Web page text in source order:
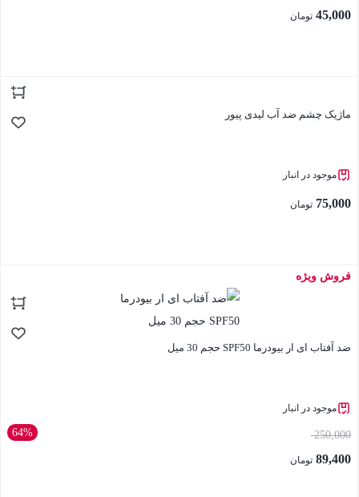
45,000 تومان
ماژیک چشم ضد آب لیدی پیور
موجود در انبار
75,000 تومان
بستن
فروش ویژه
ضد آفتاب ای ار بیودرما SPF50 حجم 30 میل
موجود در انبار
64% 250,000
89,400 تومان